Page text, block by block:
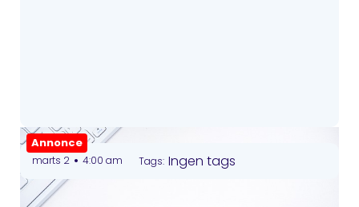
Annonce
marts 2 • 4:00 am Tags: Ingen tags